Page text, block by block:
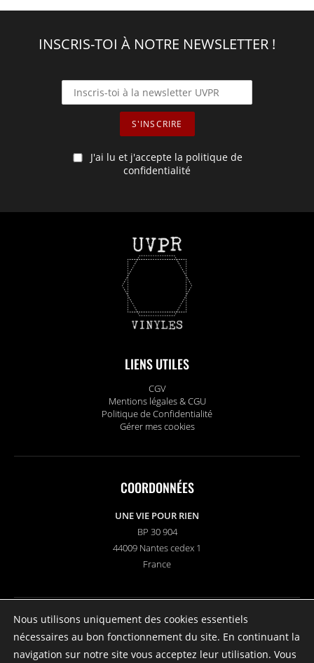
INSCRIS-TOI À NOTRE NEWSLETTER !
J'ai lu et j'accepte la politique de
confidentialité
LIENS UTILES
CGV
Mentions légales & CGU
Politique de Confidentialité
Gérer mes cookies
COORDONNÉES
UNE VIE POUR RIEN
BP 30 904
44009 Nantes cedex 1
France
SUIVEZ-NOUS
Nous utilisons uniquement des cookies essentiels
nécessaires au bon fonctionnement du site. En continuant la
navigation sur notre site vous acceptez leur utilisation. Vous